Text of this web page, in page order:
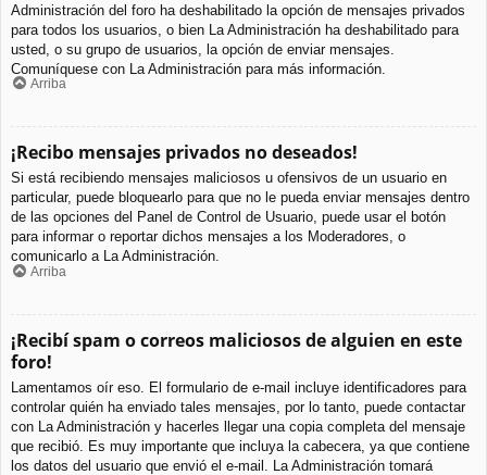
Administración del foro ha deshabilitado la opción de mensajes privados
para todos los usuarios, o bien La Administración ha deshabilitado para
usted, o su grupo de usuarios, la opción de enviar mensajes.
Comuníquese con La Administración para más información.
Arriba
¡Recibo mensajes privados no deseados!
Si está recibiendo mensajes maliciosos u ofensivos de un usuario en
particular, puede bloquearlo para que no le pueda enviar mensajes dentro
de las opciones del Panel de Control de Usuario, puede usar el botón
para informar o reportar dichos mensajes a los Moderadores, o
comunicarlo a La Administración.
Arriba
¡Recibí spam o correos maliciosos de alguien en este
foro!
Lamentamos oír eso. El formulario de e-mail incluye identificadores para
controlar quién ha enviado tales mensajes, por lo tanto, puede contactar
con La Administración y hacerles llegar una copia completa del mensaje
que recibió. Es muy importante que incluya la cabecera, ya que contiene
los datos del usuario que envió el e-mail. La Administración tomará